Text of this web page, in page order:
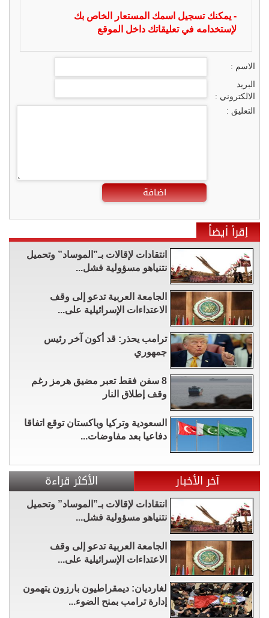
- يمكنك تسجيل اسمك المستعار الخاص بك
لإستخدامه في تعليقاتك داخل الموقع
الاسم :
البريد
الالكتروني :
التعليق :
اضافة
إقرأ أيضاً
انتقادات لإقالات بـ”الموساد” وتحميل
نتنياهو مسؤولية فشل...
الجامعة العربية تدعو إلى وقف
الاعتداءات الإسرائيلية على...
ترامب يحذر: قد أكون آخر رئيس
جمهوري
8 سفن فقط تعبر مضيق هرمز رغم
وقف إطلاق النار
السعودية وتركيا وباكستان توقع اتفاقا
دفاعيا بعد مفاوضات...
آخر الأخبار الأكثر قراءة
انتقادات لإقالات بـ”الموساد” وتحميل
نتنياهو مسؤولية فشل...
الجامعة العربية تدعو إلى وقف
الاعتداءات الإسرائيلية على...
لغارديان: ديمقراطيون بارزون يتهمون
إدارة ترامب بمنح الضوء...